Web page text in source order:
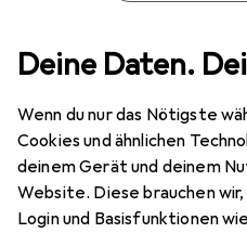
Deine Daten.
Wenn du nur das Nötigste
Cookies und ähnlichen
deinem Gerät und deinem
Website. Diese brauchen wir,
Login und Basisfunktionen
Bastelrohlinge Décopatch
15
MENGENRABATT